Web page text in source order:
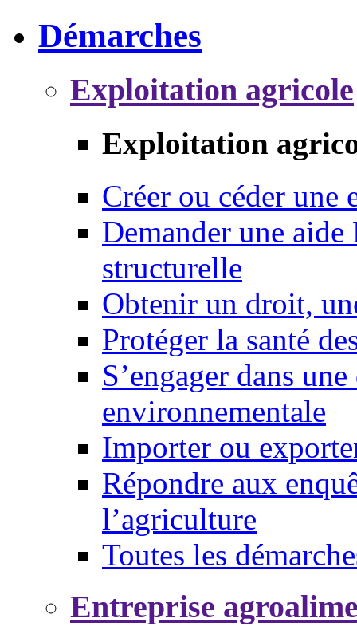
Démarches
Exploitation agricole
Exploitation
Créer ou céder une
Demander une
structurelle
Obtenir un droit,
Protéger la santé
S’engager dans
environnementale
Importer ou
Répondre aux
l’agriculture
Toutes les
Entreprise